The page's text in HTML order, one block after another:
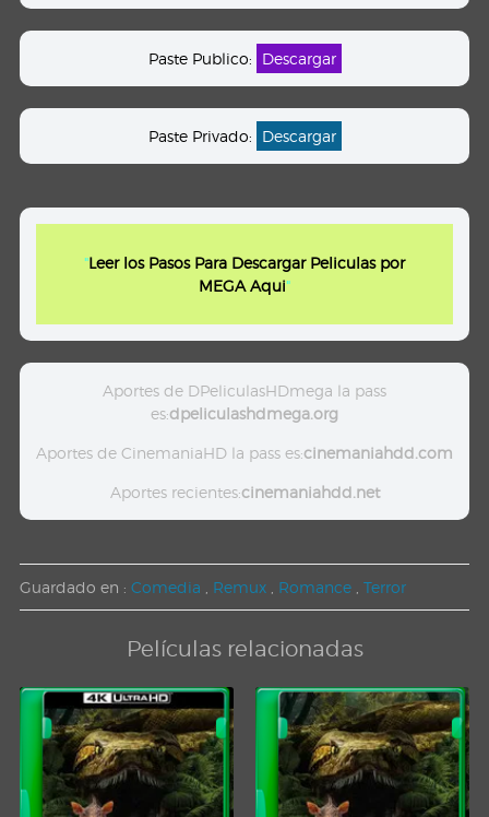
Paste Publico: Descargar
Paste Privado: Descargar
"Leer los Pasos Para Descargar Peliculas por
MEGA Aqui"
Aportes de DPeliculasHDmega la pass
es:dpeliculashdmega.org
Aportes de CinemaniaHD la pass es:cinemaniahdd.com
Aportes recientes:cinemaniahdd.net
Guardado en : Comedia Remux Romance Terror
Películas relacionadas